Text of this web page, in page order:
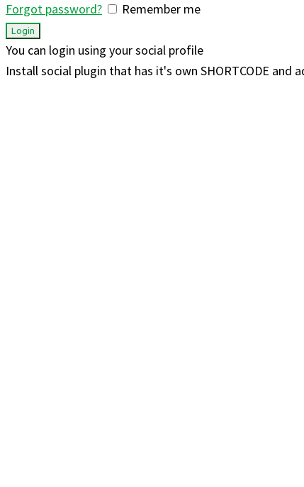
Forgot password? Remember me
You can login using your social profile
Install social plugin that has it's own SHORTCODE